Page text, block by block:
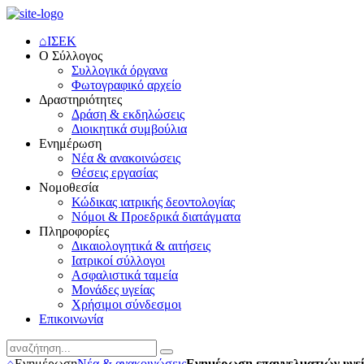
⌂ΙΣΕΚ
Ο Σύλλογος
Συλλογικά όργανα
Φωτογραφικό αρχείο
Δραστηριότητες
Δράση & εκδηλώσεις
Διοικητικά συμβούλια
Ενημέρωση
Νέα & ανακοινώσεις
Θέσεις εργασίας
Νομοθεσία
Κώδικας ιατρικής δεοντολογίας
Νόμοι & Προεδρικά διατάγματα
Πληροφορίες
Δικαιολογητικά & αιτήσεις
Ιατρικοί σύλλογοι
Ασφαλιστικά ταμεία
Μονάδες υγείας
Χρήσιμοι σύνδεσμοι
Επικοινωνία